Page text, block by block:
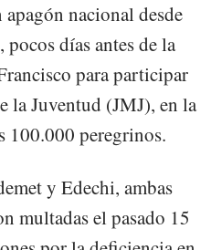
nacional desde
días antes de la
para participar
la Juventud (JMJ), en la
100.000 peregrinos.
y Edechi, ambas
multadas el pasado 15